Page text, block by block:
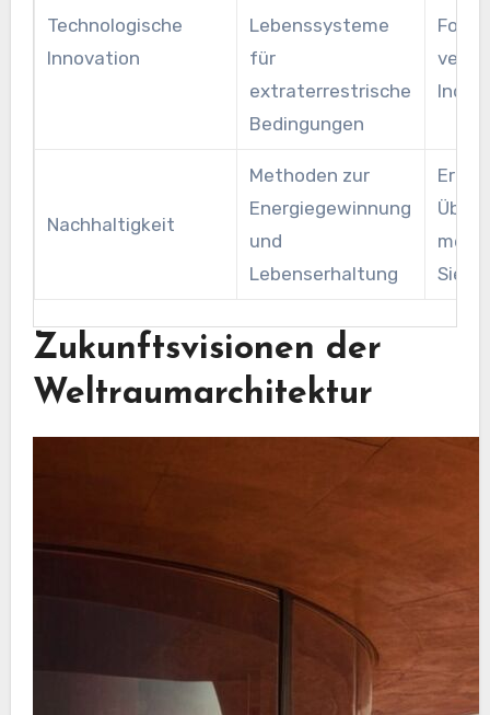
Technologische
Innovation
Lebenssysteme
für
extraterrestrische
Bedingungen
Nachhaltigkeit
Methoden zur
Energiegewinnung
und
Lebenserhaltung
Zukunftsvisionen der
Weltraumarchitektur